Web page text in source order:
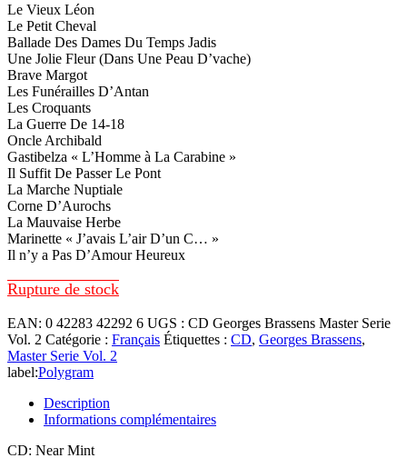
Le Vieux Léon
Le Petit Cheval
Ballade Des Dames Du Temps Jadis
Une Jolie Fleur (Dans Une Peau D’vache)
Brave Margot
Les Funérailles D’Antan
Les Croquants
La Guerre De 14-18
Oncle Archibald
Gastibelza « L’Homme à La Carabine »
Il Suffit De Passer Le Pont
La Marche Nuptiale
Corne D’Aurochs
La Mauvaise Herbe
Marinette « J’avais L’air D’un C… »
Il n’y a Pas D’Amour Heureux
Rupture de stock
EAN: 0 42283 42292 6 UGS : CD Georges Brassens Master Serie
Vol. 2 Catégorie : Français Étiquettes : CD, Georges Brassens,
Master Serie Vol. 2
label:Polygram
Description
Informations complémentaires
CD: Near Mint